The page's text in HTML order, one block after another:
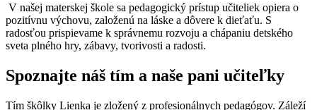
V našej materskej škole sa pedagogický prístup učiteliek opiera o
pozitívnu výchovu, založenú na láske a dôvere k dieťaťu. S
radosťou prispievame k správnemu rozvoju a chápaniu detského
sveta plného hry, zábavy, tvorivosti a radosti.
Spoznajte náš tím a naše pani učiteľky
Tím škôlky Lienka je zložený z profesionálnych pedagógov. Záleží